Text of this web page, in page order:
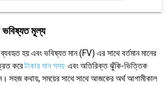
ভবিষ্যত মূল্য
ব্যবহৃত হয় এবং ভবিষ্যত মান (FV) এর সাথে বর্তমান মানের
করেটাকার মান সময় এবং অতিরিক্ত ঝুঁকি-ভিত্তিক
সহজ কথায়, সময়ের সাথে সাথে আজকের অর্থ আগামীকাল